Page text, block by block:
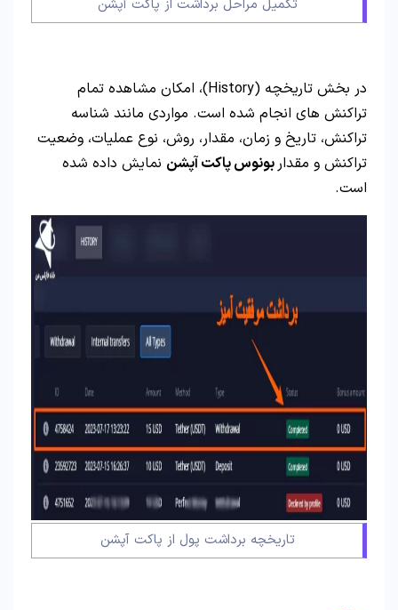
تکمیل مراحل برداشت از پاکت آپشن
در بخش تاریخچه (History)، امکان مشاهده تمام
تراکنش های انجام شده است. مواردی مانند شناسه
تراکنش، تاریخ و زمان، مقدار، روش، نوع عملیات، وضعیت
تراکنش و مقداربونوس پاکت آپشن نمایش داده شده
است.
تاریخچه برداشت پول از پاکت آپشن